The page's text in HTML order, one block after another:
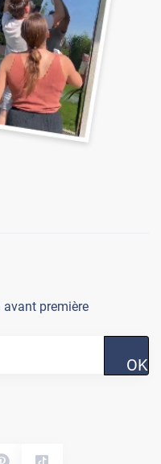
avant première
OK